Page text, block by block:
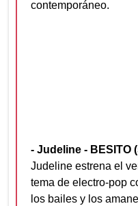
contemporáneo.
- Judeline - BESITO
Judeline estrena el
tema de electro-pop
los bailes y los